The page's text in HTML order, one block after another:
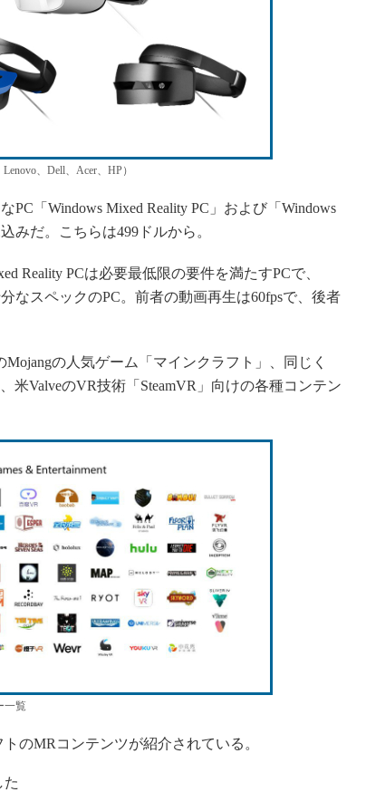
、Dell、Acer、HP）
PC「Windows Mixed Reality PC」および「Windows
みだ。こちらは499ドルから。
Reality PCは必要最低限の要件を満たすPCで、
なスペックのPC。前者の動画再生は60fpsで、後者
の人気ゲーム「マインクラフト」、同じく
米ValveのVR技術「SteamVR」向けの各種コンテン
一覧
のMRコンテンツが紹介されている。
た